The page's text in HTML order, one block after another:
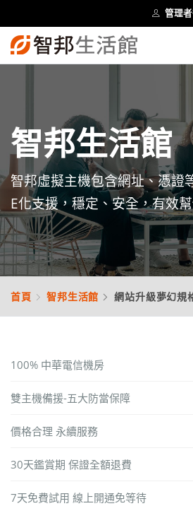
管理
智邦生活館
智邦虛擬主機包含網址、憑證
E化支援，穩定、安全，有效
首頁 智邦生活館 網站升級夢幻規
100% 中華電信機房
雙主機備援-五大防當保障
價格合理 永續服務
30天鑑賞期 保證全額退費
7天免費試用 線上開通免等待